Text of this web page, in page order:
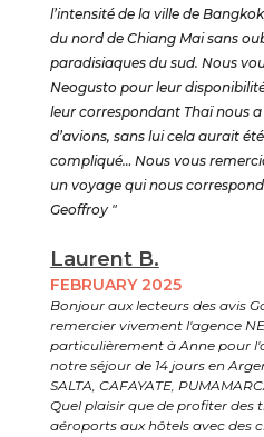
l’intensité de la ville de
du nord de Chiang Mai sans
paradisiaques du sud. Nous
Neogusto pour leur
leur correspondant Thaï nous
d’avions, sans lui cela aurait
compliqué… Nous vous
un voyage qui nous
Geoffroy "
Laurent B.
FEBRUARY 2025
Bonjour aux lecteurs des avis
remercier vivement l'agence
particulièrement à Anne pour
notre séjour de 14 jours en
SALTA, CAFAYATE,
Quel plaisir que de profiter des
aéroports aux hôtels avec des